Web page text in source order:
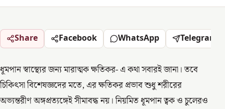
Share Facebook WhatsApp Telegram
ধূমপান স্বাস্থ্যের জন্য মারাত্মক ক্ষতিকর- এ কথা সবারই জানা। তবে
চিকিৎসা বিশেষজ্ঞদের মতে, এর ক্ষতিকর প্রভাব শুধু শরীরের
অভ্যন্তরীণ অঙ্গপ্রত্যঙ্গেই সীমাবদ্ধ নয়। নিয়মিত ধূমপান ত্বক ও চুলেরও